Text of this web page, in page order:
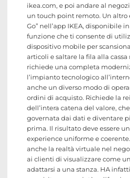
ikea.com, e poi andare al
un touch point remoto. Un altro
Go” nell’app IKEA, disponibile
funzione che ti consente di
dispositivo mobile per
articoli e saltare la fila alla cassa
richiede una completa
l’impianto tecnologico
anche un diverso modo di
ordini di acquisto. Richiede la
dell’intera catena del valore,
governata dai dati e diventare
prima. Il risultato deve essere
experience uniforme e
anche la realtà virtuale nel
ai clienti di visualizzare come
adattarsi a una stanza. HA